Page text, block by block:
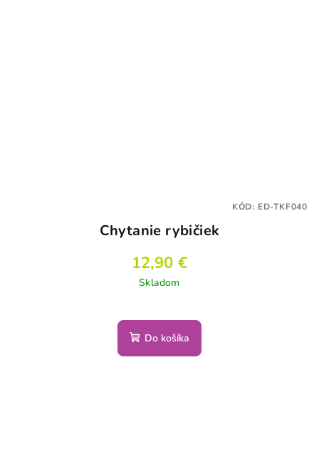
Chytanie rybičiek
12,90 €
Skladom
Do košíka
KÓD: ED-TKF040